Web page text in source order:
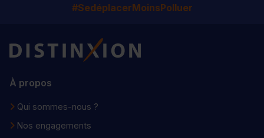
#SedéplacerMoinsPolluer
Distinxion
À propos
Qui sommes-nous ?
Nos engagements